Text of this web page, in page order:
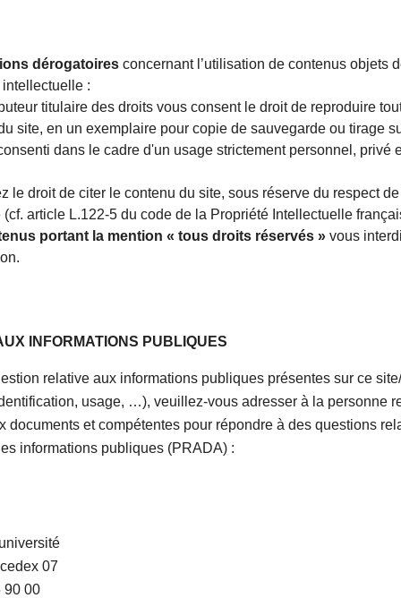
dérogatoires concernant l’utilisation de contenus objets
:
titulaire des droits vous consent le droit de reproduire
site, en un exemplaire pour copie de sauvegarde ou tirage
dans le cadre d'un usage strictement personnel, privé
le droit de citer le contenu du site, sous réserve du respect
(cf. article L.122-5 du code de la Propriété Intellectuelle
portant la mention « tous droits réservés » vous
INFORMATIONS PUBLIQUES
relative aux informations publiques présentes sur ce
usage, …), veuillez-vous adresser à la personne
documents et compétentes pour répondre à des questions
informations publiques (PRADA) :
07
90 00